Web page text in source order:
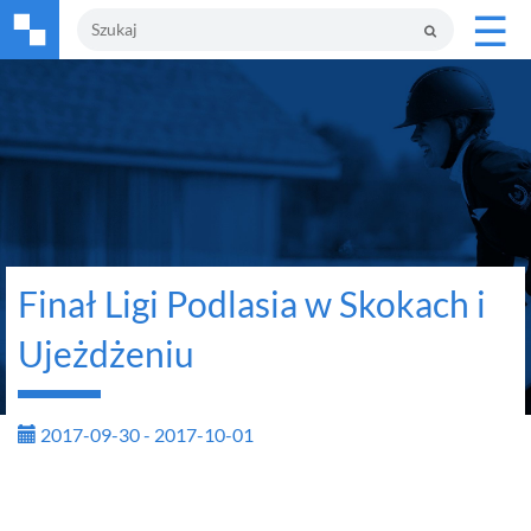
☰
Finał Ligi Podlasia w Skokach i
Ujeżdżeniu
2017-09-30 - 2017-10-01